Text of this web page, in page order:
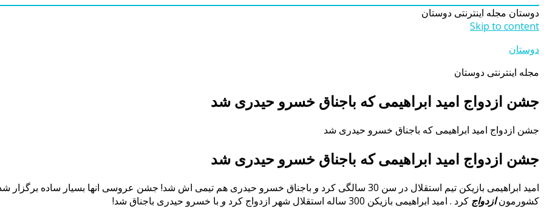
دوستان مجله اینترنتی دوستان
Skip to content
دوستان
مجله اینترنتی دوستان
جشن ازدواج امید ابراهیمی که باجناق خسرو حیدری شد
جشن ازدواج امید ابراهیمی که باجناق خسرو حیدری شد
جشن ازدواج امید ابراهیمی که باجناق خسرو حیدری شد
امید ابراهیمی بازیکن تیم استقلال در سن 30 سالگی کرد و باجناق خسرو حیدری هم تیمی اش شد! جشن عروسی انها بسیار ساده برگزار
کشورمونازدواج کرد . امید ابراهیمی بازیکن 300 ساله استقلال شهر ازدواج کرد و با خسرو حیدری باجناق شد!